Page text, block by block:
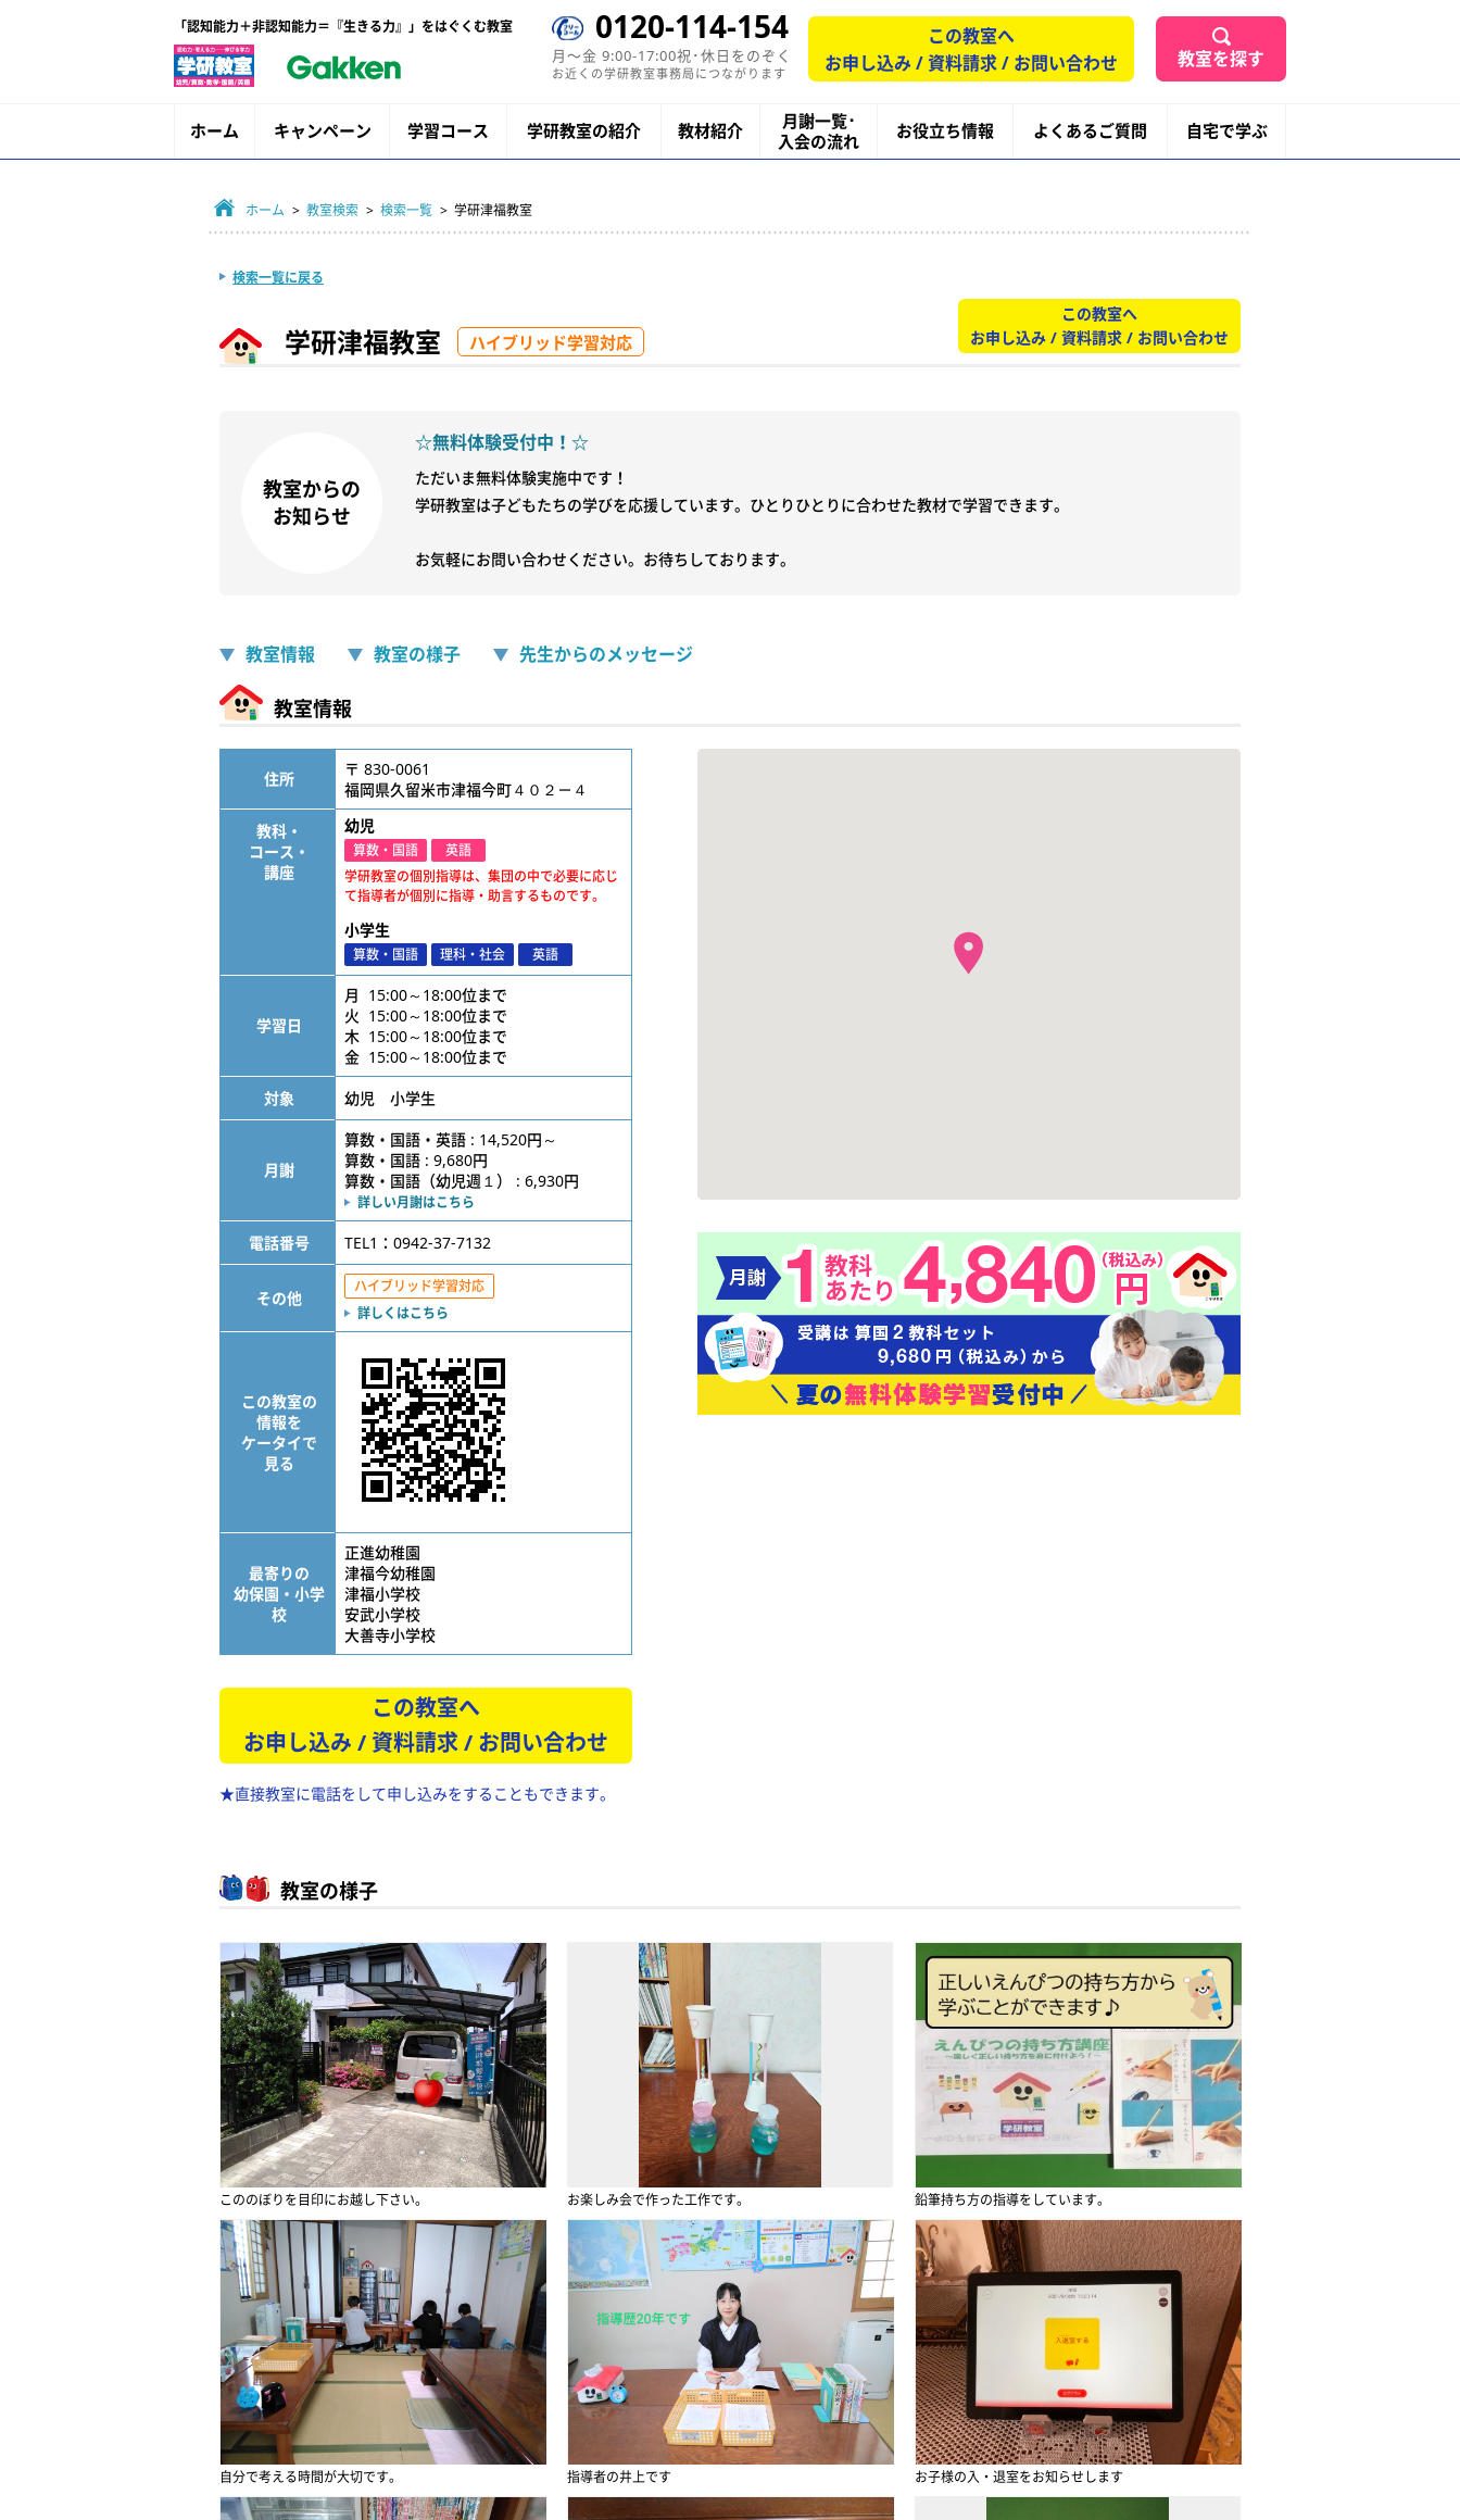
「認知能力＋非認知能力＝『生きる力』」をはぐくむ教室 0120-114-154
月〜金 9:00-17:00祝･休日をのぞく
お近くの学研教室事務局につながります
この教室へ
お申し込み / 資料請求 / お問い合わせ
教室を探す
ホーム キャンペーン 学習コース 学研教室の紹介 教材紹介
月謝一覧･
入会の流れ
お役立ち情報 よくあるご質問 自宅で学ぶ
ホーム > 教室検索 > 検索一覧 > 学研津福教室
検索一覧に戻る
学研津福教室 ハイブリッド学習対応
この教室へ
お申し込み / 資料請求 / お問い合わせ
教室からの
お知らせ
☆無料体験受付中！☆
ただいま無料体験実施中です！
学研教室は子どもたちの学びを応援しています。ひとりひとりに合わせた教材で学習できます。
お気軽にお問い合わせください。お待ちしております。
教室情報 教室の様子 先生からのメッセージ
教室情報
住所
〒 830-0061
福岡県久留米市津福今町４０２－４
教科・
コース・
講座
幼児
算数・国語
英語
学研教室の個別指導は、集団の中で必要に応じ
て指導者が個別に指導・助言するものです。
小学生
算数・国語 理科・社会 英語
学習日
月 15:00～18:00位まで
火 15:00～18:00位まで
木 15:00～18:00位まで
金 15:00～18:00位まで
対象
幼児 小学生
月謝
算数・国語・英語 : 14,520円～
算数・国語 : 9,680円
算数・国語（幼児週１） : 6,930円
詳しい月謝はこちら
電話番号 TEL1：0942-37-7132
その他
ハイブリッド学習対応
詳しくはこちら
この教室の
情報を
ケータイで
見る
最寄りの
幼保園・小学
校
正進幼稚園
津福今幼稚園
津福小学校
安武小学校
大善寺小学校
この教室へ
お申し込み / 資料請求 / お問い合わせ
★直接教室に電話をして申し込みをすることもできます。
教室の様子
こののぼりを目印にお越し下さい。 お楽しみ会で作った工作です。 鉛筆持ち方の指導をしています。
自分で考える時間が大切です。 指導者の井上です お子様の入・退室をお知らせします